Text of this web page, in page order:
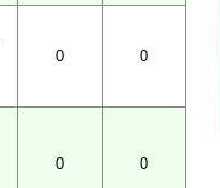
0 0
0 0